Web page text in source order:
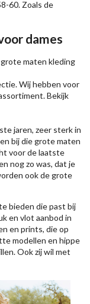
60. Zoals de
dames
maten kleding
Wij hebben voor
Bekijk
jaren, zeer sterk in
bij die grote maten
voor de laatste
nog zo was, dat je
ook de grote
bieden die past bij
en vlot aanbod in
en prints, die op
modellen en hippe
Ook zij wil met